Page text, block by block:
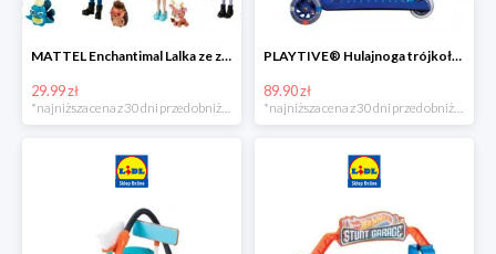
MATTEL Enchantimal Lalka ze zwierzątkiem
29.99 zł
*najniższa cena z 30 dni przed obniżką
PLAYTIVE® Hulajnoga trójkołowa Tri Scooter z diodami LED
89.90 zł
*najniższa cena z 30 dni przed obniżką